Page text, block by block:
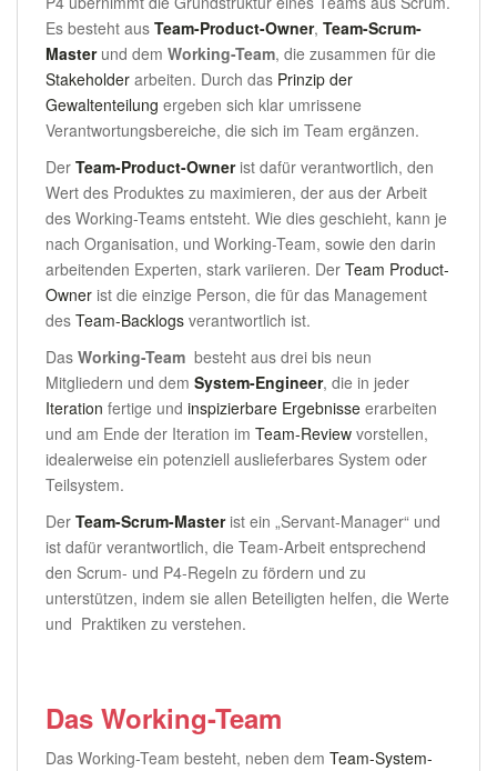
Es besteht aus Team-Product-Owner, Team-Scrum-
Masterund dem Working-Team, die zusammen für die
Stakeholder arbeiten. Durch das Prinzip der
Gewaltenteilung ergeben sich klar umrissene
Verantwortungsbereiche, die sich im Team ergänzen.
Der Team-Product-Ownerist dafür verantwortlich, den
Wert des Produktes zu maximieren, der aus der Arbeit
des Working-Teams entsteht. Wie dies geschieht, kann je
nach Organisation, und Working-Team, sowie den darin
arbeitenden Experten, stark variieren. Der Team Product-
Owner ist die einzige Person, die für das Management
des Team-Backlogs verantwortlich ist.
Das Working-Team besteht aus drei bis neun
Mitgliedern und dem System-Engineer, die in jeder
Iteration fertige und inspizierbare Ergebnisse erarbeiten
und am Ende der Iteration im Team-Review vorstellen,
idealerweise ein potenziell auslieferbares System oder
Teilsystem.
Der Team-Scrum-Masterist ein „Servant-Manager“ und
ist dafür verantwortlich, die Team-Arbeit entsprechend
den Scrum- und P4-Regeln zu fördern und zu
unterstützen, indem sie allen Beteiligten helfen, die Werte
und Praktiken zu verstehen.
Das Working-Team
Das Working-Team besteht, neben dem Team-System-